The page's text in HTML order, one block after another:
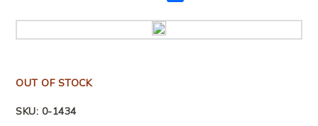
tjerët
OUT OF STOCK
SKU: 0-1434